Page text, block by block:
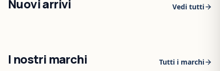
Nuovi arrivi Vedi tutti
I nostri marchi Tutti i marchi